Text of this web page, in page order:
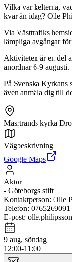
Vilka var kelterna,
kvar än idag? Olle
Via Västtrafiks
lämpliga avgångar
Aktiviteten är en del
anordnar 6-9 augusti.
På Svenska Kyrkans
även anmäla dig till
Masrtrands kyrka
Vägbeskrivning
Google Maps
Aktör
- Göteborgs stift
Kontaktperson: Olle
Telefon: 0765269091
E-post:
9 aug, söndag
12:00-11:00